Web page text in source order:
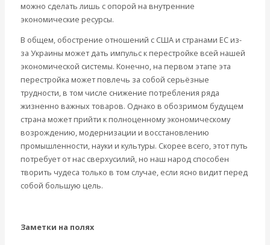
можно сделать лишь с опорой на внутренние
экономические ресурсы.
В общем, обострение отношений с США и странами ЕС из-
за Украины может дать импульс к перестройке всей нашей
экономической системы. Конечно, на первом этапе эта
перестройка может повлечь за собой серьёзные
трудности, в том числе снижение потребления ряда
жизненно важных товаров. Однако в обозримом будущем
страна может прийти к полноценному экономическому
возрождению, модернизации и восстановлению
промышленности, науки и культуры. Скорее всего, этот путь
потребует от нас сверхусилий, но наш народ способен
творить чудеса только в том случае, если ясно видит перед
собой большую цель.
Заметки на полях